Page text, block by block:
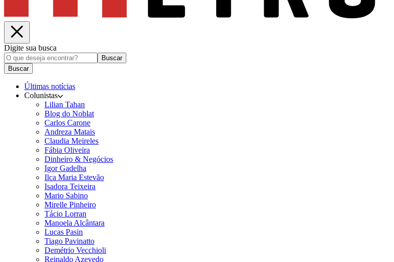
Digite sua busca
Buscar
Buscar
Últimas notícias
Colunistas
Lilian Tahan
Blog do Noblat
Carlos Carone
Andreza Matais
Claudia Meireles
Fábia Oliveira
Dinheiro & Negócios
Igor Gadelha
Ilca Maria Estevão
Isadora Teixeira
Mario Sabino
Mirelle Pinheiro
Tácio Lorran
Manoela Alcântara
Lucas Pasin
Tiago Pavinatto
Demétrio Vecchioli
Reinaldo Azevedo